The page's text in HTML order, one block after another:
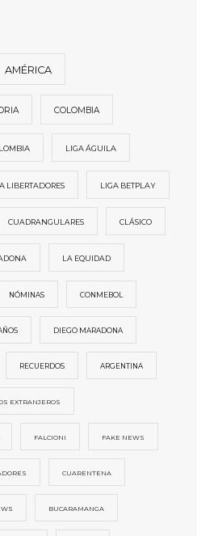
AMÉRICA
COLOMBIA
LIGA ÁGUILA
LIBERTADORES LIGA BETPLAY
CUADRANGULARES CLÁSICO
LA EQUIDAD
NÓMINAS CONMEBOL
DIEGO MARADONA
RECUERDOS ARGENTINA
EXTRANJEROS
FALCIONI FAKE NEWS
CUARENTENA
BUCARAMANGA